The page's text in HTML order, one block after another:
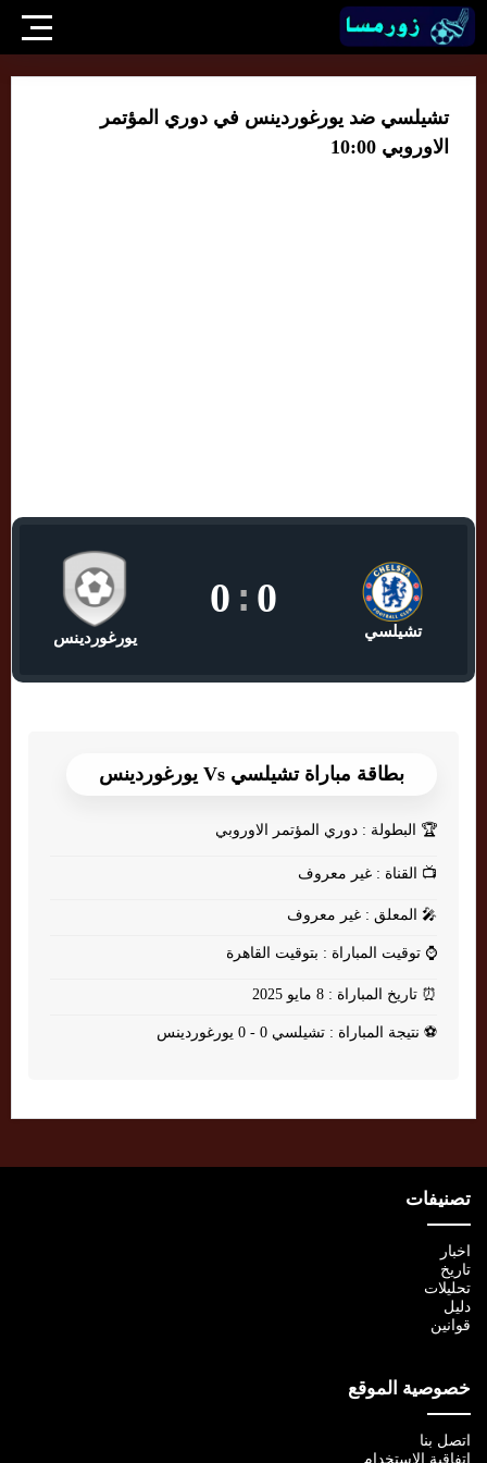
تشيلسي ضد يورغوردينس في دوري المؤتمر
الاوروبي 10:00
تشيلسي
0
:
0
يورغوردينس
بطاقة مباراة تشيلسي Vs يورغوردينس
🏆 البطولة : دوري المؤتمر الاوروبي
📺 القناة : غير معروف
🎤 المعلق : غير معروف
⌚ توقيت المباراة : بتوقيت القاهرة
⏰ تاريخ المباراة : 8 مايو 2025
⚽ نتيجة المباراة : تشيلسي 0 - 0 يورغوردينس
تصنيفات
اخبار
تاريخ
تحليلات
دليل
قوانين
خصوصية الموقع
اتصل بنا
اتفاقية الإستخدام